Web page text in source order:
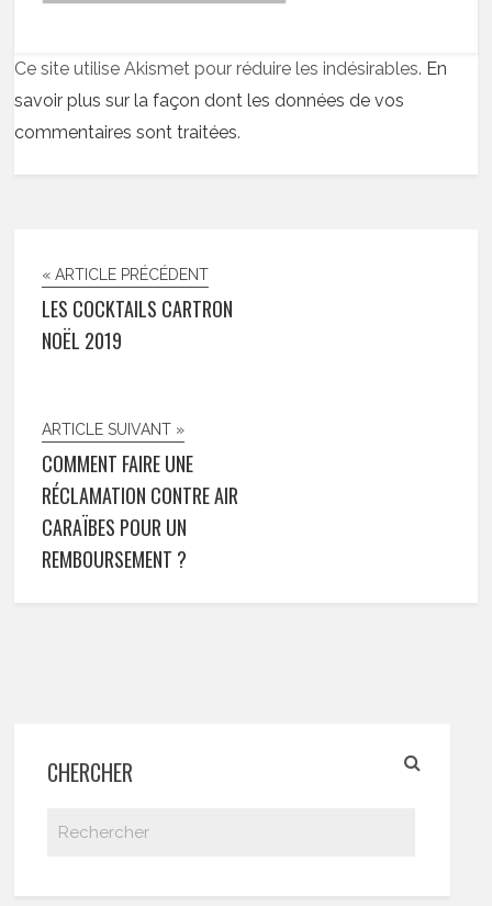
Ce site utilise Akismet pour réduire les indésirables. En
savoir plus sur la façon dont les données de vos
commentaires sont traitées.
« ARTICLE PRÉCÉDENT
LES COCKTAILS CARTRON
NOËL 2019
ARTICLE SUIVANT »
COMMENT FAIRE UNE
RÉCLAMATION CONTRE AIR
CARAÏBES POUR UN
REMBOURSEMENT ?
CHERCHER